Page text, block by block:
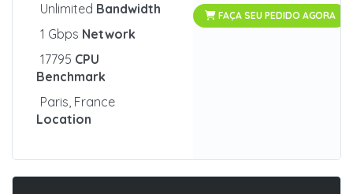
Unlimited Bandwidth
1 Gbps Network
17795 CPU
Benchmark
Paris, France
Location
FAÇA SEU PEDIDO AGORA